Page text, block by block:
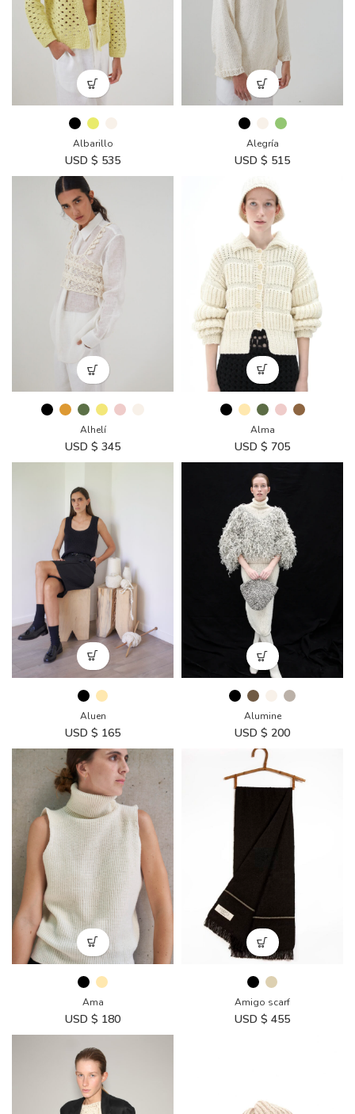
Albarillo
USD $ 535
Alegría
USD $ 515
Alhelí
USD $ 345
Alma
USD $ 705
Aluen
USD $ 165
Alumine
USD $ 200
Ama
USD $ 180
Amigo scarf
USD $ 455